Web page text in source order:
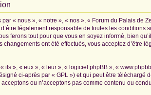
« nous », « notre », « nos », « Forum du Palais de
légalement responsable de toutes les conditions
ferons tout pour que vous en soyez informé, bien
ont été effectués, vous acceptez d’être
ils », « eux », « leur », « logiciel phpBB », «
ci-après par « GPL ») et qui peut être téléchargé
ou n’acceptons pas comme contenu ou